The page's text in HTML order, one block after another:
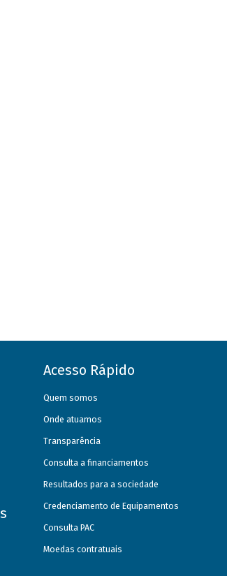
Acesso Rápido
Quem somos
Onde atuamos
Transparência
Consulta a financiamentos
Resultados para a sociedade
Credenciamento de Equipamentos
Consulta PAC
Moedas contratuais